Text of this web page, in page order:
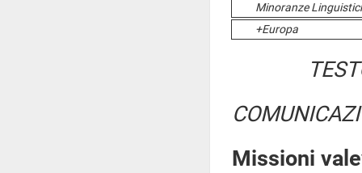
Minoranze
+Europa
Missioni